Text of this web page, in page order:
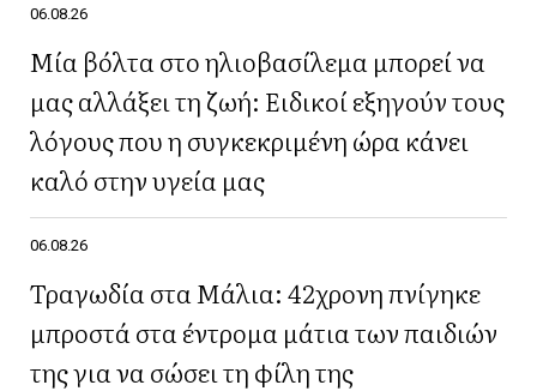
06.08.26
Μία βόλτα στο ηλιοβασίλεμα μπορεί να
μας αλλάξει τη ζωή: Ειδικοί εξηγούν τους
λόγους που η συγκεκριμένη ώρα κάνει
καλό στην υγεία μας
06.08.26
Τραγωδία στα Μάλια: 42χρονη πνίγηκε
μπροστά στα έντρομα μάτια των παιδιών
της για να σώσει τη φίλη της